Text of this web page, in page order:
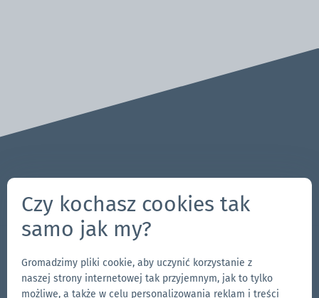
704-312-1600
pl@zingerle.group
Follow us
PrzejdźPrzejdźObserwujPrzejdź
Czy kochasz cookies tak
samo jak my?
Gromadzimy pliki cookie, aby uczynić korzystanie z
naszej strony internetowej tak przyjemnym, jak to tylko
możliwe, a także w celu personalizowania reklam i treści